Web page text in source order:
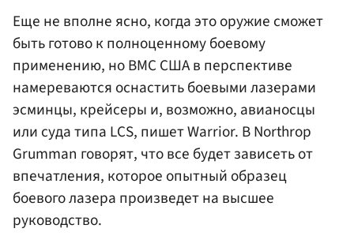
Еще не вполне ясно, когда это оружие сможет
быть готово к полноценному боевому
применению, но ВМС США в перспективе
намереваются оснастить боевыми лазерами
эсминцы, крейсеры и, возможно, авианосцы
или суда типа LCS, пишет Warrior. В Northrop
Grumman говорят, что все будет зависеть от
впечатления, которое опытный образец
боевого лазера произведет на высшее
руководство.